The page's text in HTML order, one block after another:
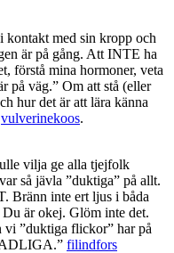
kontakt med sin kropp och
är på gång. Att INTE ha
förstå mina hormoner, veta
på väg.” Om att stå (eller
hur det är att lära känna
vulverinekoos.
vilja ge alla tjejfolk
så jävla ”duktiga” på allt.
Bränn inte ert ljus i båda
Du är okej. Glöm inte det.
vi ”duktiga flickor” har på
filindfors